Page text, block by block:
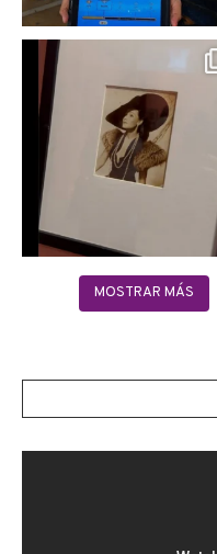
Hoy sábado 28 de
septiembre se inauguró
en...
2 0
MOSTRAR MÁS